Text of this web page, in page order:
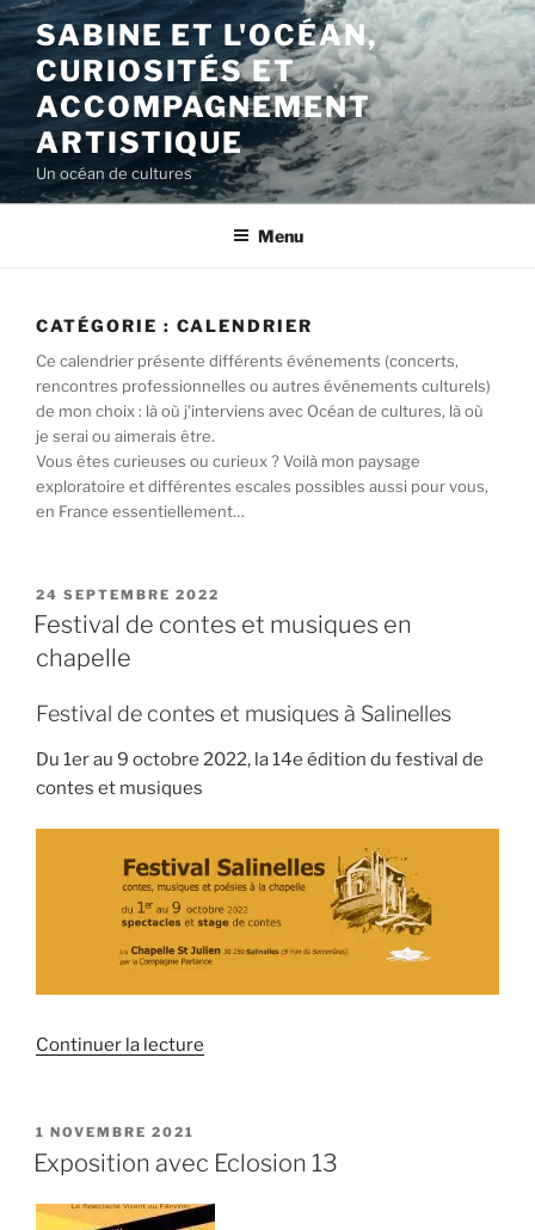
Aller
au
contenu
principal
SABINE ET L'OCÉAN,
CURIOSITÉS ET
ACCOMPAGNEMENT
ARTISTIQUE
Un océan de cultures
Menu
CATÉGORIE : CALENDRIER
Ce calendrier présente différents événements (concerts,
rencontres professionnelles ou autres événements culturels)
de mon choix : là où j’interviens avec Océan de cultures, là où
je serai ou aimerais être.
Vous êtes curieuses ou curieux ? Voilà mon paysage
exploratoire et différentes escales possibles aussi pour vous,
en France essentiellement…
PUBLIÉ
LE
24 SEPTEMBRE 2022
Festival de contes et musiques en
chapelle
Festival de contes et musiques à Salinelles
Du 1er au 9 octobre 2022, la 14e édition du festival de
contes et musiques
Continuer la lecture
et
en
PUBLIÉ
LE
1 NOVEMBRE 2021
Exposition avec Eclosion 13